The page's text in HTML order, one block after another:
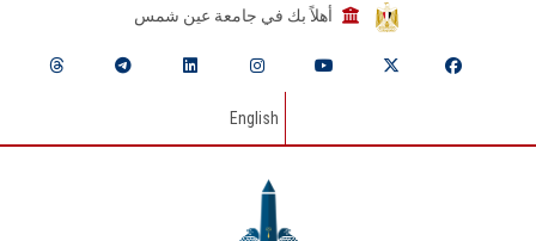
أهلاً بك في جامعة عين شمس
English